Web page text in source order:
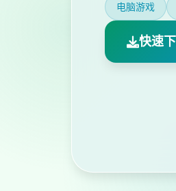
电脑游戏
快速